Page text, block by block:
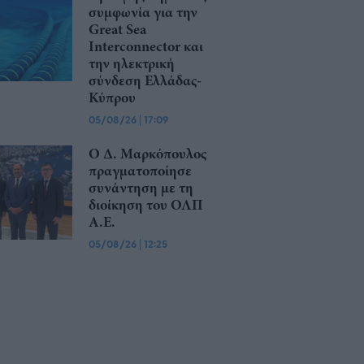
συμφωνία για την
Great Sea
Interconnector και
την ηλεκτρική
σύνδεση Ελλάδας-
Κύπρου
05/08/26 | 17:09
Ο Δ. Μαρκόπουλος
πραγματοποίησε
συνάντηση με τη
διοίκηση του ΟΛΠ
Α.Ε.
05/08/26 | 12:25